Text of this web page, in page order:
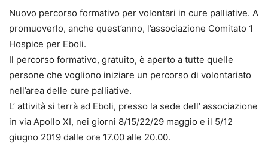
Nuovo percorso formativo per volontari in cure palliative. A
promuoverlo, anche quest’anno, l’associazione Comitato 1
Hospice per Eboli.
Il percorso formativo, gratuito, è aperto a tutte quelle
persone che vogliono iniziare un percorso di volontariato
nell’area delle cure palliative.
L’ attività si terrà ad Eboli, presso la sede dell’ associazione
in via Apollo XI, nei giorni 8/15/22/29 maggio e il 5/12
giugno 2019 dalle ore 17.00 alle 20.00.